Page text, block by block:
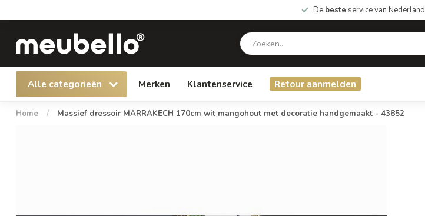
De beste service van Nederland
Alle categorieën Merken Klantenservice Retour aanmelden
Home / Massief dressoir MARRAKECH 170cm wit mangohout met decoratie handgemaakt - 43852